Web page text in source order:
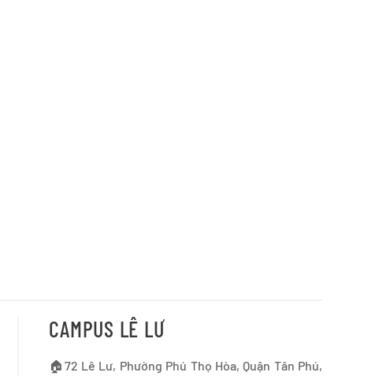
CAMPUS LÊ LƯ
🏠72 Lê Lư, Phường Phú Thọ Hòa, Quận Tân Phú,